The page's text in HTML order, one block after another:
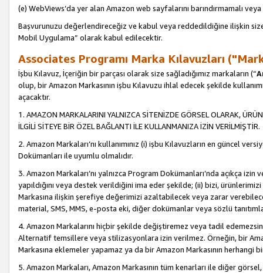
(e) WebViews’da yer alan Amazon web sayfalarını barındırmamalı
Başvurunuzu değerlendireceğiz ve kabul veya reddedildiğine ilişkin
Mobil Uygulama” olarak kabul edilecektir.
Associates Programı Marka Kılavuzları
İşbu Kılavuz, İçeriğin bir parçası olarak size sağladığımız markaların (“
olup, bir Amazon Markasının işbu Kılavuzu ihlal edecek şekilde
açacaktır.
1. AMAZON MARKALARINI YALNIZCA SİTENİZDE GÖRSEL OLARAK,
İLGİLİ SİTEYE BİR ÖZEL BAĞLANTI İLE KULLANMANIZA İZİN VERİLMİŞTİR.
2. Amazon Markaları’nı kullanımınız (i) işbu Kılavuzların en güncel
Dokümanları ile uyumlu olmalıdır.
3. Amazon Markaları’nı yalnızca Program Dokümanları’nda açıkça
yapıldığını veya destek verildiğini ima eder şekilde; (ii) bizi,
Markasına ilişkin şerefiye değerimizi azaltabilecek veya zarar
material, SMS, MMS, e-posta eki, diğer dokümanlar veya sözlü
4. Amazon Markalarını hiçbir şekilde değiştiremez veya tadil
Alternatif temsillere veya stilizasyonlara izin verilmez. Örneğin, bir
Markasına eklemeler yapamaz ya da bir Amazon Markasının herhangi
5. Amazon Markaları, Amazon Markasının tüm kenarları ile diğer